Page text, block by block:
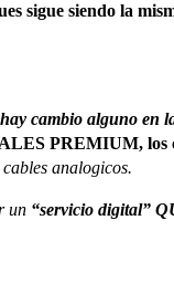
siendo la
cambio alguno en
PREMIUM, los
analogicos.
un “servicio digital”